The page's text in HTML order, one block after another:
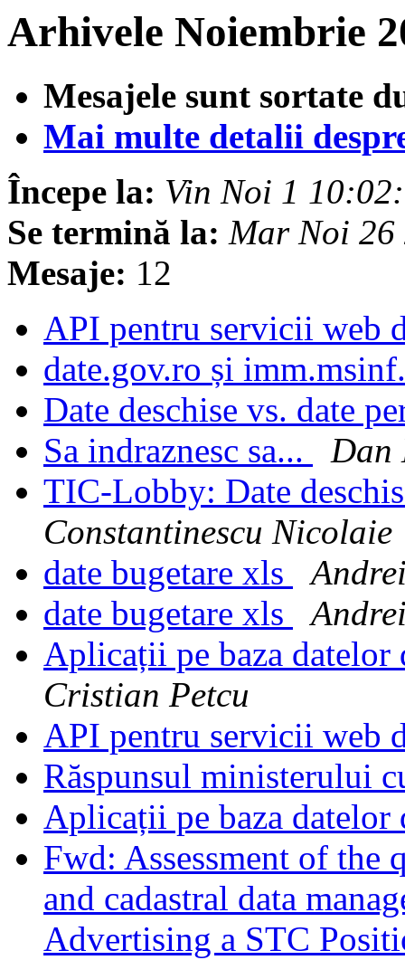
Arhivele Noiembrie
Mesajele sunt sortate
Mai multe detalii
Începe la: Vin Noi 1
Se termină la: Mar Noi 26
Mesaje: 12
API pentru servicii web
date.gov.ro și
Date deschise vs. date
Sa indraznesc sa...
Dan
TIC-Lobby: Date
Constantinescu Nicolaie
date bugetare xls
date bugetare xls
Aplicații pe baza datelor
Cristian Petcu
API pentru servicii web
Răspunsul ministerului
Aplicații pe baza datelor
Fwd: Assessment of
and cadastral data
Advertising a STC